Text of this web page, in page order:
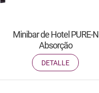
Minibar de Hotel PURE-N
Absorção
DETALLE